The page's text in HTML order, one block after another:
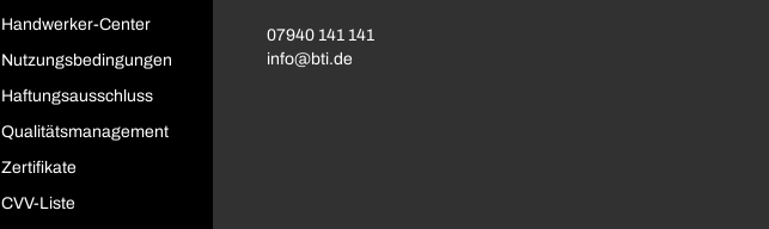
Handwerker-Center
Nutzungsbedingungen
Haftungsausschluss
Qualitätsmanagement
Zertifikate
CVV-Liste
07940 141 141
info@bti.de